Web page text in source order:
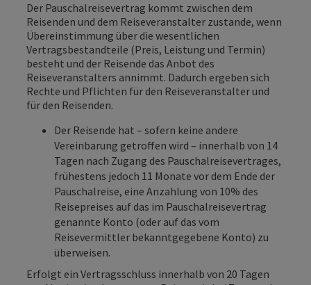
Der Pauschalreisevertrag kommt zwischen dem
Reisenden und dem Reiseveranstalter zustande, wenn
Übereinstimmung über die wesentlichen
Vertragsbestandteile (Preis, Leistung und Termin)
besteht und der Reisende das Anbot des
Reiseveranstalters annimmt. Dadurch ergeben sich
Rechte und Pflichten für den Reiseveranstalter und
für den Reisenden.
Der Reisende hat – sofern keine andere
Vereinbarung getroffen wird – innerhalb von 14
Tagen nach Zugang des Pauschalreisevertrages,
frühestens jedoch 11 Monate vor dem Ende der
Pauschalreise, eine Anzahlung von 10% des
Reisepreises auf das im Pauschalreisevertrag
genannte Konto (oder auf das vom
Reisevermittler bekanntgegebene Konto) zu
überweisen.
Erfolgt ein Vertragsschluss innerhalb von 20 Tagen